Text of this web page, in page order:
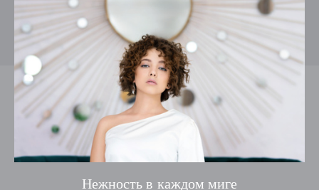
Нежность в каждом миге